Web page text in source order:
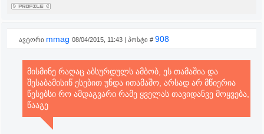
ავტორი mmag 08/04/2015, 11:43 | პოსტი # 908
მისმინე რაღაც აბსურდულს ამბობ, ეს თამაშია და
შესაბამისიწ ესებით უნდა ითამაშო, არსად არ მწიერია
წესებსი რო ამდაგვარი რამე ყველას თავიდანვე მოყვება,
წააგე